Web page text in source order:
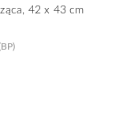
42 x 43 cm